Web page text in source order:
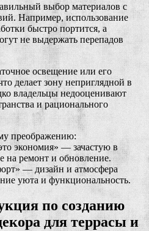
выбор материалов с
Например, использование
быстро портится, а
не выдержать перепадов
освещение или его
делает зону неприглядной в
владельцы недооценивают
и рационального
преображению:
экономия» — зачастую в
на ремонт и обновление.
— дизайн и атмосфера
уюта и функциональность.
по созданию
для террасы и